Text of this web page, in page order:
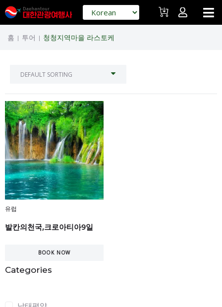
홈 | 투어 | 청청지역마을 라스토케
Categories
유럽
발칸의천국,크로아티아9일
BOOK NOW